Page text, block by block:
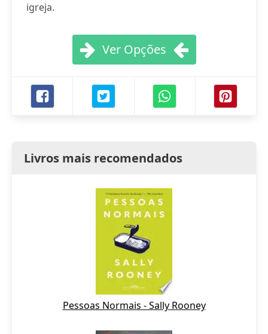
igreja.
Ver Opções
Livros mais recomendados
Pessoas Normais - Sally Rooney